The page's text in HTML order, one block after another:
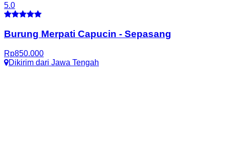
5.0
Burung Merpati Capucin - Sepasang
Rp850.000
Dikirim dari Jawa Tengah